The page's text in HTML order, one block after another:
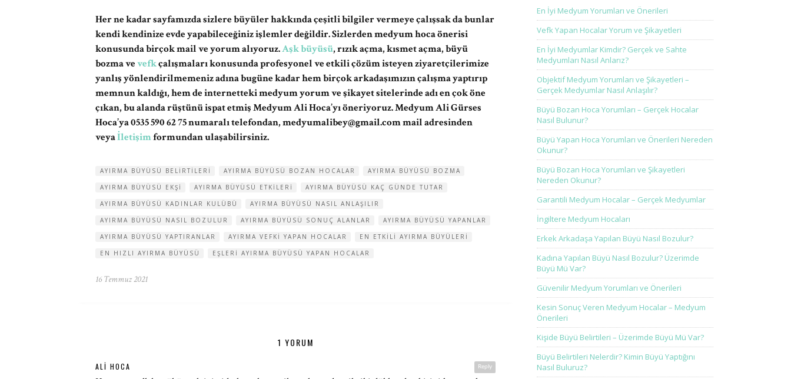
Her ne kadar sayfamızda sizlere büyüler hakkında çeşitli bilgiler vermeye çalışsak da bunlar
kendi kendinize evde yapabileceğiniz işlemler değildir. Sizlerden medyum hoca önerisi
konusunda birçok mail ve yorum alıyoruz.Aşk büyüsü, rızık açma, kısmet açma, büyü
bozma vevefkçalışmaları konusunda profesyonel ve etkili çözüm isteyen ziyaretçilerimize
yanlış yönlendirilmemeniz adına bugüne kadar hem birçok arkadaşımızın çalışma yaptırıp
memnun kaldığı, hem de internetteki medyum yorum ve şikayet sitelerinde adı en çok öne
çıkan, bu alanda rüştünü ispat etmiş Medyum Ali Hoca’yı öneriyoruz. Medyum Ali Gürses
Hoca’ya 0535 590 62 75 numaralı telefondan,medyumalibey@gmail.commail adresinden
veyaİletişimformundan ulaşabilirsiniz.
AYIRMA BÜYÜSÜ BELIRTILERI AYIRMA BÜYÜSÜ BOZAN HOCALAR
AYIRMA BÜYÜSÜ BOZMA
AYIRMA BÜYÜSÜ EKŞI
AYIRMA BÜYÜSÜ ETKILERI
AYIRMA BÜYÜSÜ KAÇ GÜNDE TUTAR
AYIRMA BÜYÜSÜ KADINLAR KULÜBÜ
AYIRMA BÜYÜSÜ NASIL ANLAŞILIR
AYIRMA BÜYÜSÜ NASIL BOZULUR
AYIRMA BÜYÜSÜ SONUÇ ALANLAR
AYIRMA BÜYÜSÜ YAPANLAR
AYIRMA BÜYÜSÜ YAPTIRANLAR
AYIRMA VEFKI YAPAN HOCALAR
EN ETKILI AYIRMA BÜYÜLERI
EN HIZLI AYIRMA BÜYÜSÜ
EŞLERI AYIRMA BÜYÜSÜ YAPAN HOCALAR
16 Temmuz 2021
1 YORUM
Reply
ALI HOCA
En İyi Medyum Yorumları ve Önerileri
Vefk Yapan Hocalar Yorum ve Şikayetleri
En İyi Medyumlar Kimdir? Gerçek ve Sahte
Medyumları Nasıl Anlarız?
Objektif Medyum Yorumları ve Şikayetleri –
Gerçek Medyumlar Nasıl Anlaşılır?
Büyü Bozan Hoca Yorumları – Gerçek Hocalar
Nasıl Bulunur?
Büyü Yapan Hoca Yorumları ve Önerileri Nereden
Okunur?
Büyü Bozan Hoca Yorumları ve Şikayetleri
Nereden Okunur?
Garantili Medyum Hocalar – Gerçek Medyumlar
İngiltere Medyum Hocaları
Erkek Arkadaşa Yapılan Büyü Nasıl Bozulur?
Kadına Yapılan Büyü Nasıl Bozulur? Üzerimde
Büyü Mü Var?
Güvenilir Medyum Yorumları ve Önerileri
Kesin Sonuç Veren Medyum Hocalar – Medyum
Önerileri
Kişide Büyü Belirtileri – Üzerimde Büyü Mü Var?
Büyü Belirtileri Nelerdir? Kimin Büyü Yaptığını
Nasıl Buluruz?